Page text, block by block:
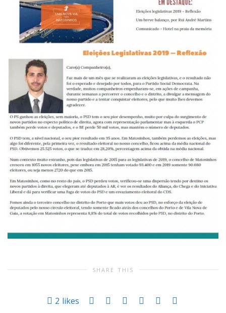
SHARE THIS
2 likes